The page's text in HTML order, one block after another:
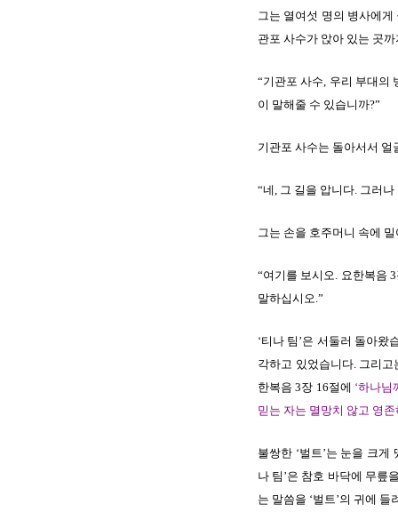
그는 열여섯 명의 병사에게
관포 사수가 앉아 있는 곳
“기관포 사수, 우리 부대의
이 말해줄 수 있습니까?”
기관포 사수는 돌아서서
“네, 그 길을 압니다. 그러
그는 손을 호주머니 속에
“여기를 보시오. 요한복음
말하십시오.”
‘티나 팀’은 서둘러 돌아
각하고 있었습니다. 그리
한복음 3장 16절에 ‘하나님
믿는 자는 멸망치 않고 영
불쌍한 ‘벌트’는 눈을 크
나 팀’은 참호 바닥에 무릎
는 말씀을 ‘벌트’의 귀에 들